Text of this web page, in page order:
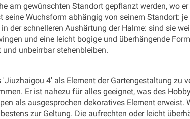
am gewünschten Standort gepflanzt werden, wo
seine Wuchsform abhängig von seinem Standort:
der schnelleren Aushärtung der Halme: sind sie
und eine leicht bogige und überhängende
unbeirrbar stehenbleiben.
4' als Element der Gartengestaltung zu
Er ist nahezu für alles geeignet, was des
als ausgesprochen dekoratives Element erweist.
zur Geltung. Die aufrechten oder leicht